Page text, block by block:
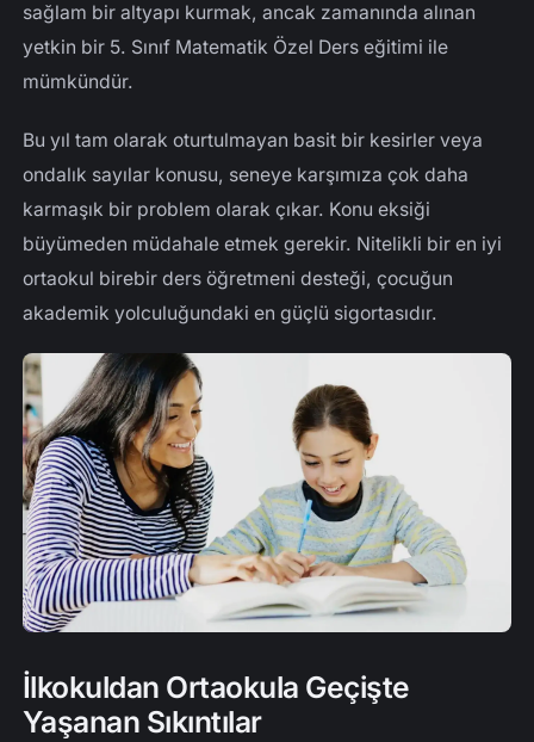
sağlam bir altyapı kurmak, ancak zamanında alınan
yetkin bir 5. Sınıf Matematik Özel Ders eğitimi ile
mümkündür.
Bu yıl tam olarak oturtulmayan basit bir kesirler veya
ondalık sayılar konusu, seneye karşımıza çok daha
karmaşık bir problem olarak çıkar. Konu eksiği
büyümeden müdahale etmek gerekir. Nitelikli bir en iyi
ortaokul birebir ders öğretmeni desteği, çocuğun
akademik yolculuğundaki en güçlü sigortasıdır.
İlkokuldan Ortaokula Geçişte
Yaşanan Sıkıntılar